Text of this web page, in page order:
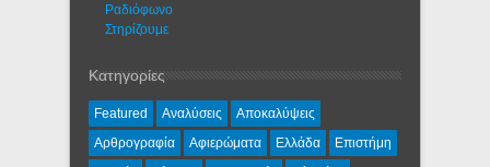
Ραδιόφωνο
Στηρίζουμε
Κατηγορίες
Featured Αναλύσεις
Αποκαλύψεις
Αρθρογραφία
Αφιερώματα Ελλάδα
Επιστήμη